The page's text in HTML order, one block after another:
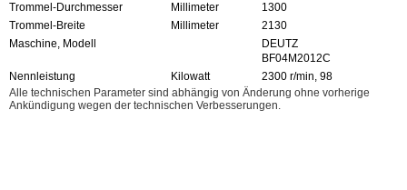
Trommel-Durchmesser
Millimeter
1300
Trommel-Breite
Millimeter
2130
Maschine, Modell
DEUTZ
BF04M2012C
Nennleistung
Kilowatt
2300 r/min, 98
Alle technischen Parameter sind abhängig von Änderung ohne vorherige
Ankündigung wegen der technischen Verbesserungen.